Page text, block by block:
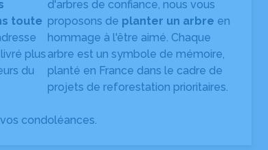
toute
plus
du
d'arbres de confiance, nous vous
proposons de planter un arbre en
hommage à l'être aimé. Chaque
arbre est un symbole de mémoire,
planté en France dans le cadre de
projets de reforestation prioritaires.
condoléances.